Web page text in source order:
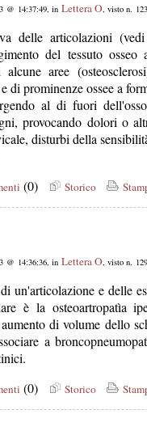
@ 14:37:49, in Lettera O, visto n.
delle articolazioni
del tessuto osseo
alcune aree
di prominenze ossee a
al di fuori
provocando dolori o
disturbi della
(0) Storico
@ 14:36:36, in Lettera O, visto n.
un'articolazione e delle
è la osteoartropatìa
di volume dello
a
(0) Storico